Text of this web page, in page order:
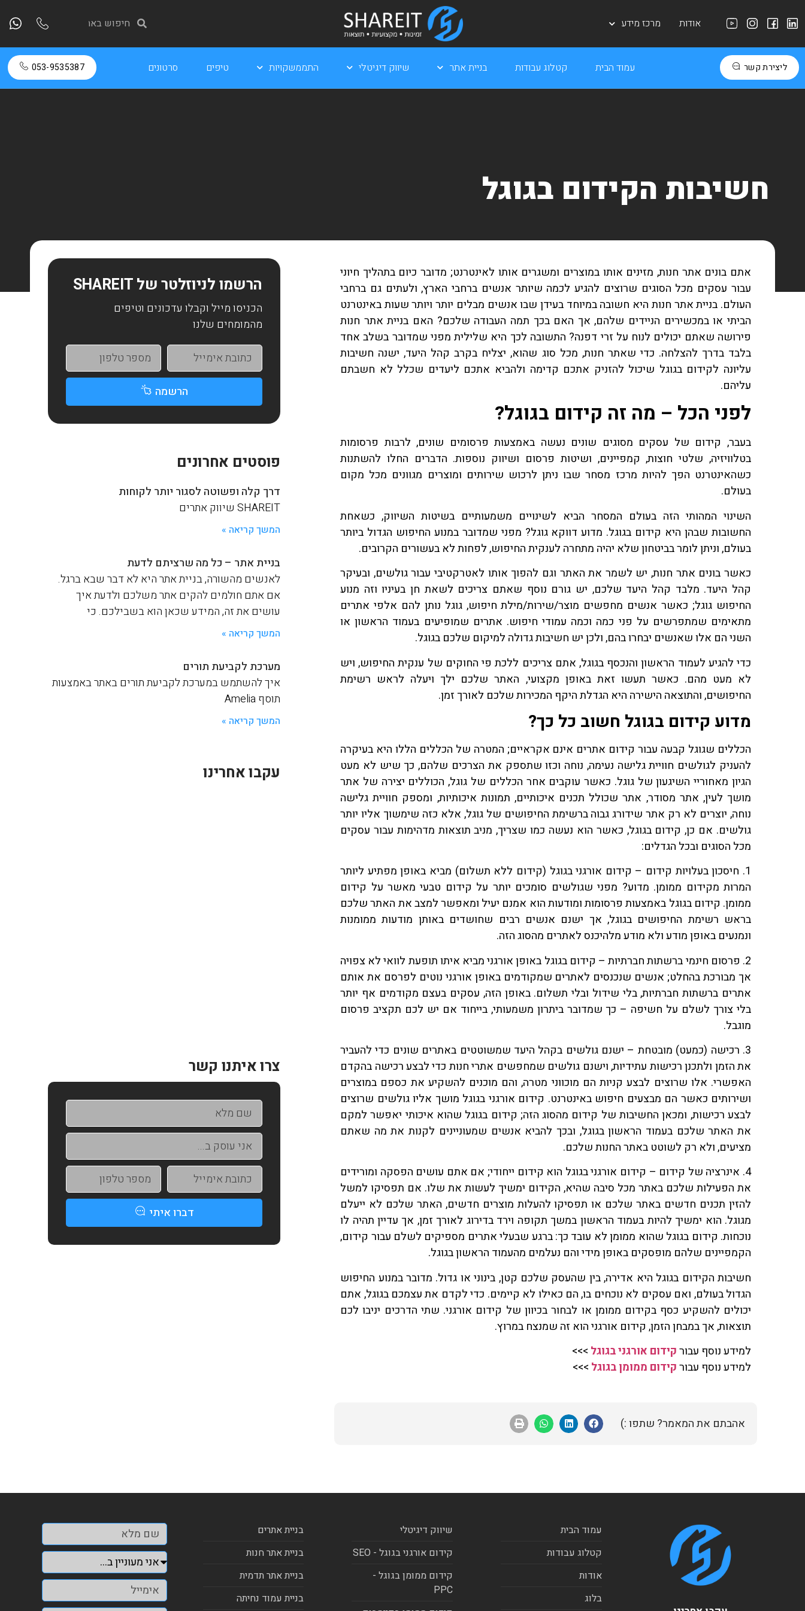
אודות מרכז מידע
ליצירת קשר עמוד הבית קטלוג עבודות בניית אתר שיווק דיגיטלי התממשקויות טיפים סרטונים 053-9535387
חשיבות הקידום בגוגל
אתם בונים אתר חנות, מזינים אותו במוצרים ומשגרים אותו לאינטרנט; מדובר כיום בתהליך חיוני
עבור עסקים מכל הסוגים שרוצים להגיע לכמה שיותר אנשים ברחבי הארץ, ולעתים גם ברחבי
העולם. בניית אתר חנות היא חשובה במיוחד בעידן שבו אנשים מבלים יותר ויותר שעות באינטרנט
הביתי או במכשירים הניידים שלהם, אך האם בכך תמה העבודה שלכם? האם בניית אתר חנות
פירושה שאתם יכולים לנוח על זרי דפנה? התשובה לכך היא שלילית מפני שמדובר בשלב אחד
בלבד בדרך להצלחה. כדי שאתר חנות, מכל סוג שהוא, יצליח בקרב קהל היעד, ישנה חשיבות
עליונה לקידום בגוגל שיכול להזניק אתכם קדימה ולהביא אתכם ליעדים שכלל לא חשבתם
עליהם.
לפני הכל – מה זה קידום בגוגל?
בעבר, קידום של עסקים מסוגים שונים נעשה באמצעות פרסומים שונים, לרבות פרסומות
בטלוויזיה, שלטי חוצות, קמפיינים, ושיטות פרסום ושיווק נוספות. הדברים החלו להשתנות
כשהאינטרנט הפך להיות מרכז מסחר שבו ניתן לרכוש שירותים ומוצרים מגוונים מכל מקום
בעולם.
השינוי המהותי הזה בעולם המסחר הביא לשינויים משמעותיים בשיטות השיווק, כשאחת
החשובות שבהן היא קידום בגוגל. מדוע דווקא גוגל? מפני שמדובר במנוע החיפוש הגדול ביותר
בעולם, וניתן לומר בביטחון שלא יהיה מתחרה לענקית החיפוש, לפחות לא בעשורים הקרובים.
כאשר בונים אתר חנות, יש לשמר את האתר וגם להפוך אותו לאטרקטיבי עבור גולשים, ובעיקר
קהל היעד. מלבד קהל היעד שלכם, יש גורם נוסף שאתם צריכים לשאת חן בעיניו וזה מנוע
החיפוש גוגל; כאשר אנשים מחפשים מוצר/שירות/מילת חיפוש, גוגל נותן להם אלפי אתרים
מתאימים שמתפרשים על פני כמה וכמה עמודי חיפוש. אתרים שמופיעים בעמוד הראשון או
השני הם אלו שאנשים יבחרו בהם, ולכן יש חשיבות גדולה למיקום שלכם בגוגל.
כדי להגיע לעמוד הראשון והנכסף בגוגל, אתם צריכים ללכת פי החוקים של ענקית החיפוש, ויש
לא מעט מהם. כאשר תעשו זאת באופן מקצועי, האתר שלכם ילך ויעלה לראש רשימת
החיפושים, והתוצאה הישירה היא הגדלת היקף המכירות שלכם לאורך זמן.
מדוע קידום בגוגל חשוב כל כך?
הכללים שגוגל קבעה עבור קידום אתרים אינם אקראיים; המטרה של הכללים הללו היא בעיקרה
להעניק לגולשים חוויית גלישה נעימה, נוחה וכזו שתספק את הצרכים שלהם, כך שיש לא מעט
הגיון מאחוריי השיגעון של גוגל. כאשר עוקבים אחר הכללים של גוגל, הכוללים יצירה של אתר
מושך לעין, אתר מסודר, אתר שכולל תכנים איכותיים, תמונות איכותיות, ומספק חוויית גלישה
נוחה, יוצרים לא רק אתר שידורג גבוה ברשימת החיפושים של גוגל, אלא כזה שימשוך אליו יותר
גולשים. אם כן, קידום בגוגל, כאשר הוא נעשה כמו שצריך, מניב תוצאות מדהימות עבור עסקים
מכל הסוגים ובכל הגדלים:
1. חיסכון בעלויות קידום – קידום אורגני בגוגל (קידום ללא תשלום) מביא באופן מפתיע ליותר
המרות מקידום ממומן. מדוע? מפני שגולשים סומכים יותר על קידום טבעי מאשר על קידום
ממומן. קידום בגוגל באמצעות פרסומות ומודעות הוא אמנם יעיל ומאפשר למצב את האתר שלכם
בראש רשימת החיפושים בגוגל, אך ישנם אנשים רבים שחושדים באותן מודעות ממומנות
ונמנעים באופן מודע ולא מודע מלהיכנס לאתרים מהסוג הזה.
2. פרסום חינמי ברשתות חברתיות – קידום בגוגל באופן אורגני מביא איתו תופעת לוואי לא צפויה
אך מבורכת בהחלט; אנשים שנכנסים לאתרים שמקודמים באופן אורגני נוטים לפרסם את אותם
אתרים ברשתות חברתיות, בלי שידול ובלי תשלום. באופן הזה, עסקים בעצם מקודמים אף יותר
בלי צורך לשלם על חשיפה – כך שמדובר ביתרון משמעותי, בייחוד אם יש לכם תקציב פרסום
מוגבל.
3. רכישה (כמעט) מובטחת – ישנם גולשים בקהל היעד שמשוטטים באתרים שונים כדי להעביר
את הזמן ולתכנן רכישות עתידיות, וישנם גולשים שמחפשים אתרי חנות כדי לבצע רכישה בהקדם
האפשרי. אלו שרוצים לבצע קניות הם מוכווני מטרה, והם מוכנים להשקיע את כספם במוצרים
ושירותים כאשר הם מבצעים חיפוש באינטרנט. קידום אורגני בגוגל מושך אליו גולשים שרוצים
לבצע רכישות, ומכאן החשיבות של קידום מהסוג הזה; קידום בגוגל שהוא איכותי יאפשר למקם
את האתר שלכם בעמוד הראשון בגוגל, ובכך להביא אנשים שמעוניינים לקנות את מה שאתם
מציעים, ולא רק לשוטט באתר החנות שלכם.
4. אינרציה של קידום – קידום אורגני בגוגל הוא קידום ייחודי; אם אתם עושים הפסקה ומורידים
את הפעילות שלכם באתר מכל סיבה שהיא, הקידום ימשיך לעשות את שלו. אם תפסיקו למשל
להזין תכנים חדשים באתר שלכם או תפסיקו להעלות מוצרים חדשים, האתר שלכם לא ייעלם
מגוגל. הוא ימשיך להיות בעמוד הראשון במשך תקופה וירד בדירוג לאורך זמן, אך עדיין תהיה לו
נוכחות. קידום בגוגל שהוא ממומן לא עובד כך: ברגע שבעלי אתרים מספיקים לשלם עבור קידום,
הקמפיינים שלהם מופסקים באופן מידי והם נעלמים מהעמוד הראשון בגוגל.
חשיבות הקידום בגוגל היא אדירה, בין שהעסק שלכם קטן, בינוני או גדול. מדובר במנוע החיפוש
הגדול בעולם, ואם עסקים לא נוכחים בו, הם כאילו לא קיימים. כדי לקדם את עצמכם בגוגל, אתם
יכולים להשקיע כסף בקידום ממומן או לבחור בכיוון של קידום אורגני. שתי הדרכים יניבו לכם
תוצאות, אך במבחן הזמן, קידום אורגני הוא זה שמנצח במרוץ.
למידע נוסף עבורקידום אורגני בגוגל >>>
למידע נוסף עבורקידום ממומן בגוגל >>>
אהבתם את המאמר? שתפו :)
הרשמו לניוזלטר של SHAREIT
הכניסו מייל וקבלו עדכונים וטיפים
מהמומחים שלנו
הרשמה
פוסטים אחרונים
דרך קלה ופשוטה לסגור יותר לקוחות
SHAREIT שיווק אתרים
המשך קריאה »
בניית אתר – כל מה שרציתם לדעת
לאנשים מהשורה, בניית אתר היא לא דבר שבא ברגל.
אם אתם חולמים להקים אתר משלכם ולדעת איך
עושים את זה, המידע שכאן הוא בשבילכם. כי
המשך קריאה »
מערכת לקביעת תורים
איך להשתמש במערכת לקביעת תורים באתר באמצעות
תוסף Amelia
המשך קריאה »
עקבו אחרינו
צרו איתנו קשר
דברו איתי
עמוד הבית
קטלוג עבודות
אודות
בלוג
שיווק דיגיטלי
קידום אורגני בגוגל - SEO
קידום ממומן בגוגל -
PPC
בניית אתרים
בניית אתר חנות
בניית אתר תדמית
בניית עמוד נחיתה